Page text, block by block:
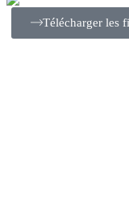
Télécharger les